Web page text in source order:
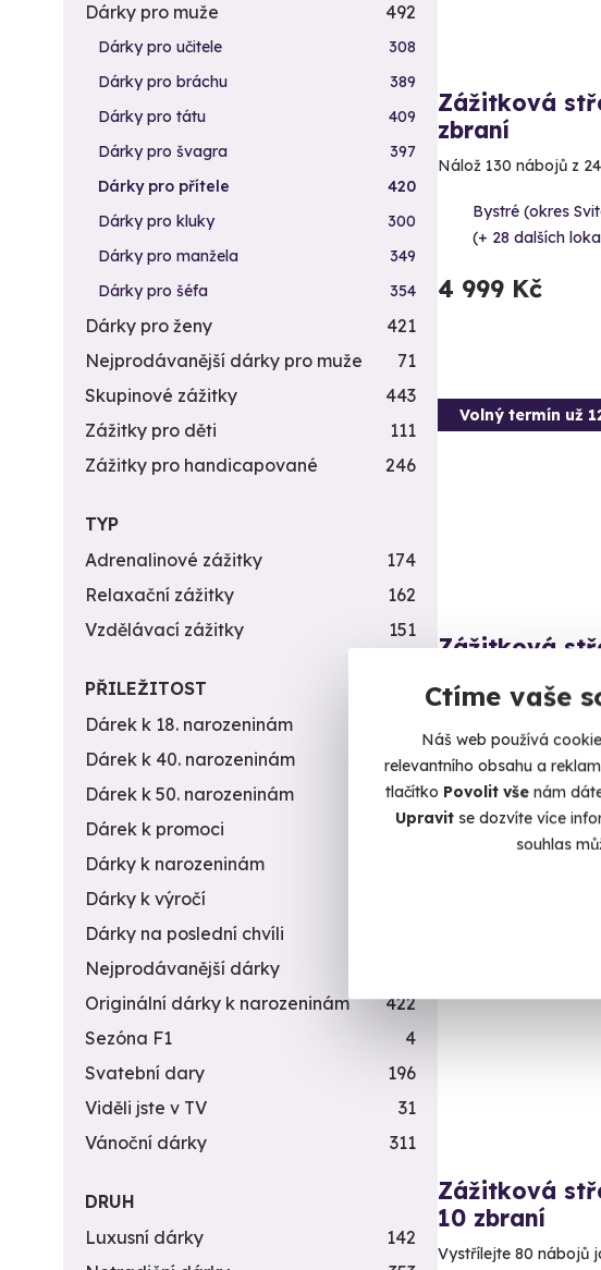
Ctíme vaše
Náš web používá
relevantního obsahu a
tlačítko Povolit vše nám
Upravitse dozvíte více
souhlas
Zážitková
zbraní
Nálož 130 nábojů z
Bystré (okres
(+ 28 dalších
4 999 Kč
Volný termín už
Zážitková
Připravte se na nálož
Bystré (okres
(+ 28 dalších
1 999 Kč
Zážitková
10 zbraní
Vystřílejte 80 nábojů
Dárky pro muže
492
Dárky pro učitele
308
Dárky pro bráchu
389
Dárky pro tátu
409
Dárky pro švagra
397
Dárky pro přítele
420
Dárky pro kluky
300
Dárky pro manžela
349
Dárky pro šéfa
354
Dárky pro ženy
421
Nejprodávanější dárky pro muže
71
Skupinové zážitky
443
Zážitky pro děti
111
Zážitky pro handicapované
246
TYP
Adrenalinové zážitky
174
Relaxační zážitky
162
Vzdělávací zážitky
151
PŘILEŽITOST
Dárek k 18. narozeninám
Dárek k 40. narozeninám
453
Dárek k 50. narozeninám
378
Dárek k promoci
245
Dárky k narozeninám
Dárky k výročí
Dárky na poslední chvíli
Nejprodávanější dárky
Originální dárky k narozeninám
422
Sezóna F1
4
Svatební dary
196
Viděli jste v TV
31
Vánoční dárky
311
DRUH
Luxusní dárky
142